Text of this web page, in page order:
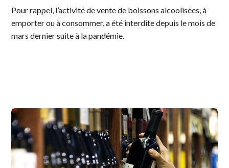
Pour rappel, l’activité de vente de boissons alcoolisées, à
emporter ou à consommer, a été interdite depuis le mois de
mars dernier suite à la pandémie.